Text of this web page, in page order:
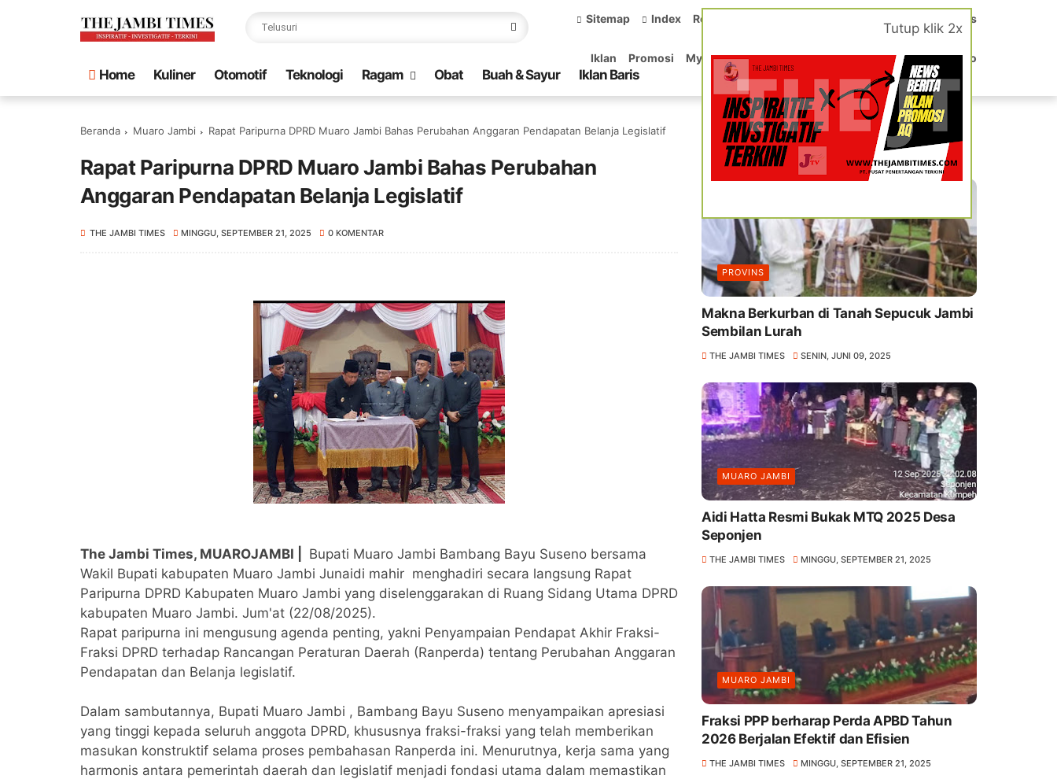
Sitemap Index Redaksi News
Iklan Promosi My Quran Blog Lokak JTV Pasar los OXL Lego
Home Kuliner Otomotif Teknologi Ragam Obat Buah & Sayur Iklan Baris
Beranda Muaro Jambi Rapat Paripurna DPRD Muaro Jambi Bahas Perubahan Anggaran Pendapatan Belanja Legislatif
Rapat Paripurna DPRD Muaro Jambi Bahas Perubahan
Anggaran Pendapatan Belanja Legislatif
THE JAMBI TIMES MINGGU, SEPTEMBER 21, 2025 0 KOMENTAR
The Jambi Times, MUAROJAMBI |
Bupati Muaro Jambi Bambang Bayu Suseno bersama
Wakil Bupati kabupaten Muaro Jambi Junaidi mahir menghadiri secara langsung Rapat
Paripurna DPRD Kabupaten Muaro Jambi yang diselenggarakan di Ruang Sidang Utama DPRD
kabupaten Muaro Jambi. Jum'at (22/08/2025).
Rapat paripurna ini mengusung agenda penting, yakni Penyampaian Pendapat Akhir Fraksi-
Fraksi DPRD terhadap Rancangan Peraturan Daerah (Ranperda) tentang Perubahan Anggaran
Pendapatan dan Belanja legislatif.
Dalam sambutannya, Bupati Muaro Jambi , Bambang Bayu Suseno menyampaikan apresiasi
yang tinggi kepada seluruh anggota DPRD, khususnya fraksi-fraksi yang telah memberikan
masukan konstruktif selama proses pembahasan Ranperda ini. Menurutnya, kerja sama yang
harmonis antara pemerintah daerah dan legislatif menjadi fondasi utama dalam memastikan
Tutup klik 2x
POSTINGAN POPULER
PROVINS
Makna Berkurban di Tanah Sepucuk Jambi
Sembilan Lurah
THE JAMBI TIMES SENIN, JUNI 09, 2025
MUARO JAMBI
Aidi Hatta Resmi Bukak MTQ 2025 Desa
Seponjen
THE JAMBI TIMES MINGGU, SEPTEMBER 21, 2025
MUARO JAMBI
Fraksi PPP berharap Perda APBD Tahun
2026 Berjalan Efektif dan Efisien
THE JAMBI TIMES MINGGU, SEPTEMBER 21, 2025